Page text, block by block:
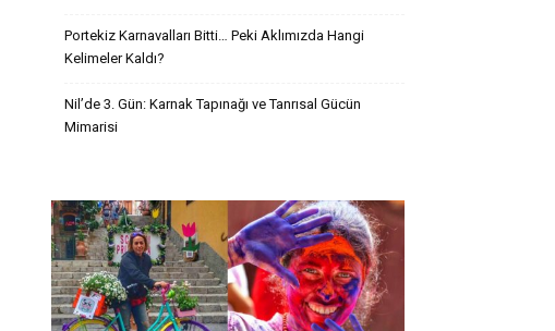
Portekiz Karnavalları Bitti… Peki Aklımızda Hangi
Kelimeler Kaldı?
Nil’de 3. Gün: Karnak Tapınağı ve Tanrısal Gücün
Mimarisi